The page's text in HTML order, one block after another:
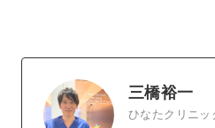
三橋裕一
ひなたクリニッ